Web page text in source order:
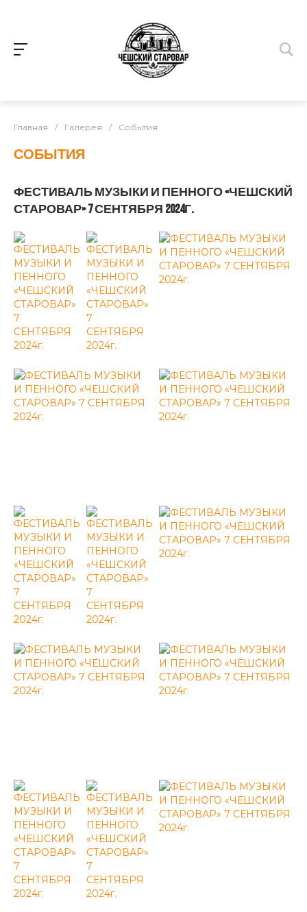
Главная / Галерея / События
СОБЫТИЯ
ФЕСТИВАЛЬ МУЗЫКИ И ПЕННОГО «ЧЕШСКИЙ
СТАРОВАР» 7 СЕНТЯБРЯ 2024Г.